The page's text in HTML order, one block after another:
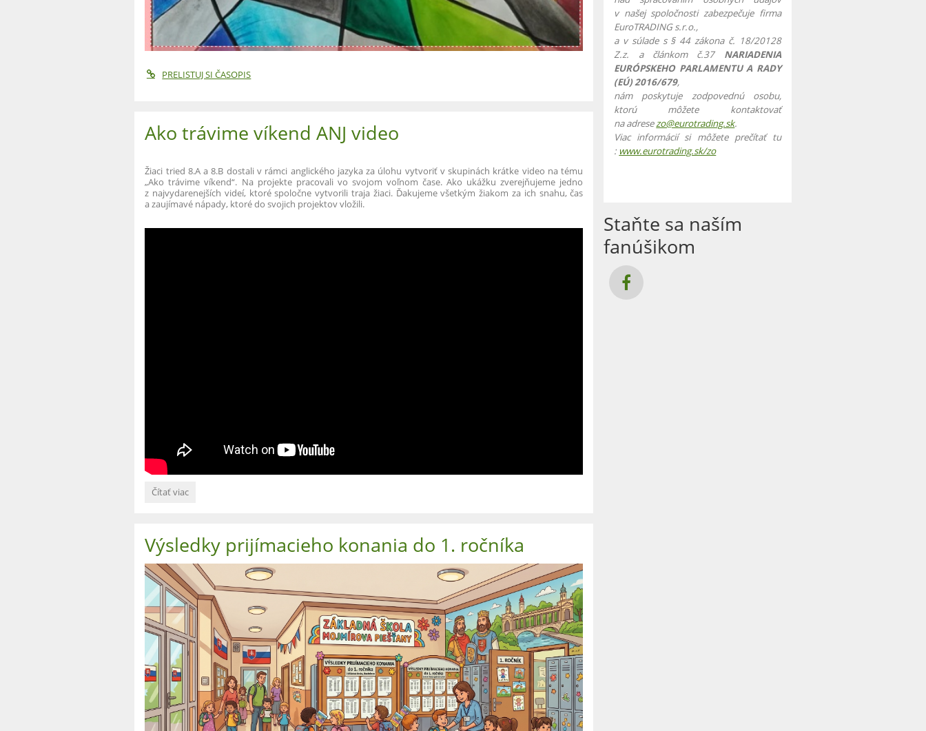
PRELISTUJ SI ČASOPIS
Ako trávime víkend ANJ video
Žiaci tried 8.A a 8.B dostali v rámci anglického jazyka za úlohu vytvoriť v skupinách krátke video na tému
„Ako trávime víkend“. Na projekte pracovali vo svojom voľnom čase. Ako ukážku zverejňujeme jedno
z najvydarenejších videí, ktoré spoločne vytvorili traja žiaci. Ďakujeme všetkým žiakom za ich snahu, čas
a zaujímavé nápady, ktoré do svojich projektov vložili.
Ako
video:
Čítať viac
Výsledky prijímacieho konania do 1. ročníka
v našej spoločnosti zabezpečuje firma
EuroTRADING s.r.o.,
a v súlade s § 44 zákona č. 18/20128
Z.z. a článkom č.37NARIADENIA
EURÓPSKEHO PARLAMENTU A RADY
(EÚ) 2016/679,
nám poskytuje zodpovednú osobu,
ktorú môžete kontaktovať
na adresezo@eurotrading.sk.
Viac informácií si môžete prečítať tu
: www.eurotrading.sk/zo
Staňte sa naším
fanúšikom